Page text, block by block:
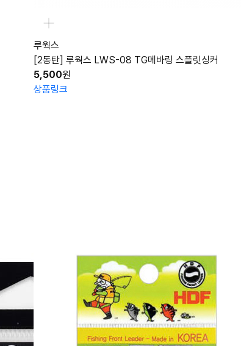
루웍스
[2동탄] 루웍스 LWS-08 TG메바링 스플릿싱커
5,500원
상품링크